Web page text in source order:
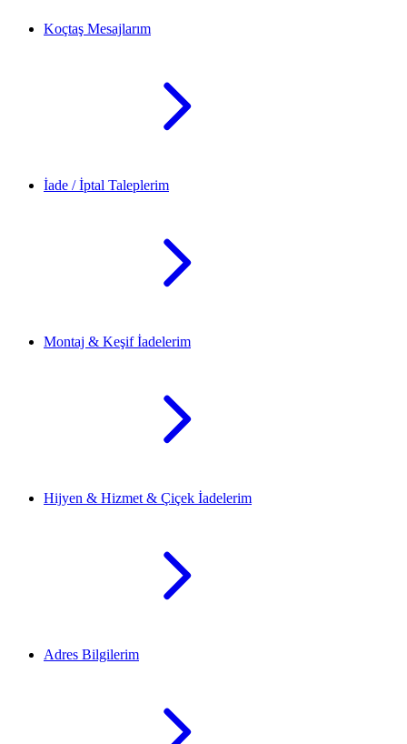
Koçtaş Mesajlarım
İade / İptal Taleplerim
Montaj & Keşif İadelerim
Hijyen & Hizmet & Çiçek İadelerim
Adres Bilgilerim